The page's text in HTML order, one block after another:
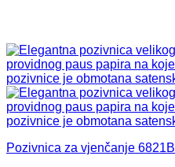
Pozivnica za vjenčanje 6821B